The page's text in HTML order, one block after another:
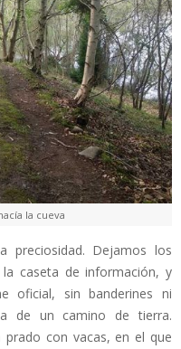
la cueva
preciosidad. Dejamos los
caseta de información, y
oficial, sin banderines ni
de un camino de tierra.
prado con vacas, en el que